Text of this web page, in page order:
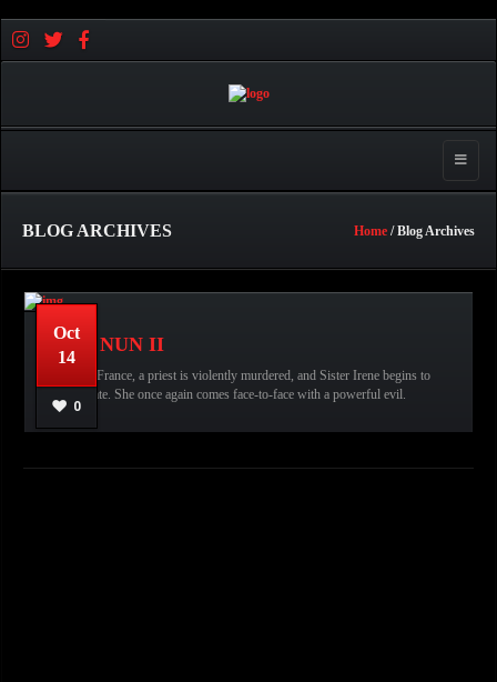
Toggle
BLOG ARCHIVES Home / Blog Archives
Oct
14
0
THE NUN II
In 1956 France, a priest is violently murdered, and Sister Irene begins to
investigate. She once again comes face-to-face with a powerful evil.
عبدالله قاسم
Movies,
READ MORE